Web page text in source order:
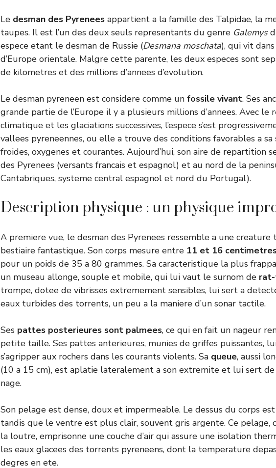
Le desman des Pyrenees appartient a la famille des Talpidae, la
taupes. Il est l’un des deux seuls representants du genre Galemys
espece etant le desman de Russie (Desmana moschata), qui vit
d’Europe orientale. Malgre cette parente, les deux especes sont
de kilometres et des millions d’annees d’evolution.
Le desman pyreneen est considere comme un fossile vivant. Ses
grande partie de l’Europe il y a plusieurs millions d’annees. Avec le
climatique et les glaciations successives, l’espece s’est
vallees pyreneennes, ou elle a trouve des conditions favorables a sa
froides, oxygenes et courantes. Aujourd’hui, son aire de repartition
des Pyrenees (versants francais et espagnol) et au nord de la
Cantabriques, systeme central espagnol et nord du Portugal).
Description physique : un physique
A premiere vue, le desman des Pyrenees ressemble a une
bestiaire fantastique. Son corps mesure entre 11 et 16
pour un poids de 35 a 80 grammes. Sa caracteristique la plus
un museau allonge, souple et mobile, qui lui vaut le surnom de
trompe, dotee de vibrisses extremement sensibles, lui sert a
eaux turbides des torrents, un peu a la maniere d’un sonar tactile.
Ses pattes posterieures sont palmees, ce qui en fait un nageur
petite taille. Ses pattes anterieures, munies de griffes puissantes,
s’agripper aux rochers dans les courants violents. Sa queue, aussi
(10 a 15 cm), est aplatie lateralement a son extremite et lui sert
nage.
Son pelage est dense, doux et impermeable. Le dessus du corps
tandis que le ventre est plus clair, souvent gris argente. Ce pelage,
la loutre, emprisonne une couche d’air qui assure une isolation
les eaux glacees des torrents pyreneens, dont la temperature
degres en ete.